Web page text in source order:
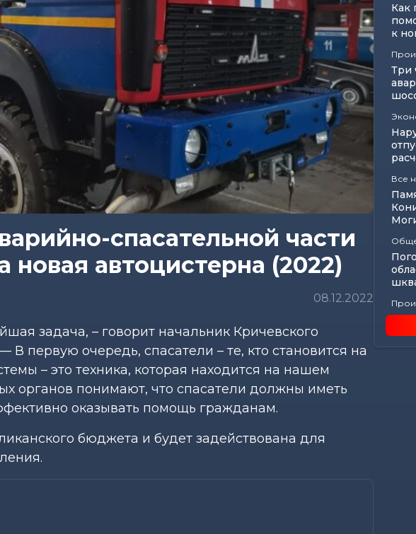
спасательной части
автоцистерна (2022)
08.12.2022
задача, – говорит начальник Кричевского
первую очередь, спасатели – те, кто становится на
– это техника, которая находится на нашем
органов понимают, что спасатели должны иметь
оказывать помощь гражданам.
бюджета и будет задействована для
Как
к
Три
Все
В